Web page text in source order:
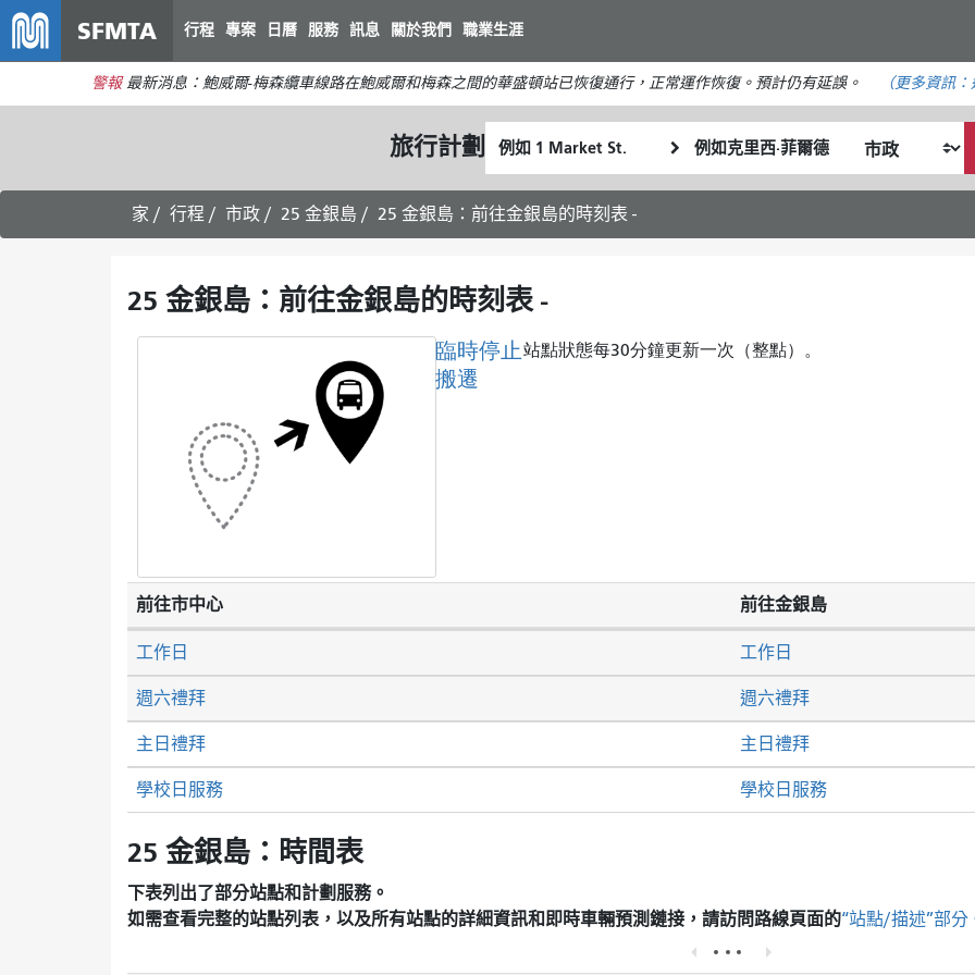
主
要
內
容
SFMTA 行程 專案 日曆 服務 訊息 關於我們 職業生涯
警報 最新消息：鮑威爾-梅森纜車線路在鮑威爾和梅森之間的華盛頓站已恢復通行，正常運作恢復。預計仍有延誤。 （更多資訊：
旅行計劃
起
始
位
置
終
點
位
我
希
的
式
家 行程 市政 25 金銀島 25 金銀島：前往金銀島的時刻表 -
25 金銀島：前往金銀島的時刻表 -
臨時停止
搬遷
站點狀態每30分鐘更新一次（整點）。
前往市中心 前往金銀島
週六禮拜 週六禮拜
主日禮拜 主日禮拜
工作日 工作日
學校日服務 學校日服務
25 金銀島：時間表
下表列出了部分站點和計劃服務。
如需查看完整的站點列表，以及所有站點的詳細資訊和即時車輛預測鏈接，請訪問路線頁面的“站點/描述”部分